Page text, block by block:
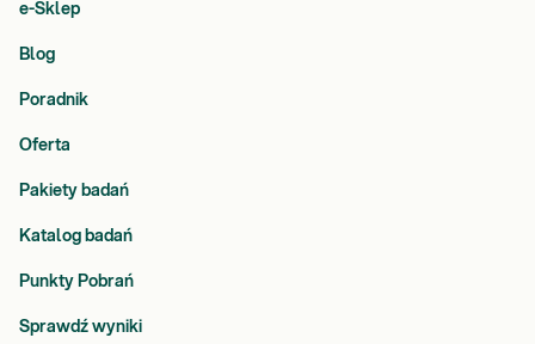
e-Sklep
Blog
Poradnik
Oferta
Pakiety badań
Katalog badań
Punkty Pobrań
Sprawdź wyniki